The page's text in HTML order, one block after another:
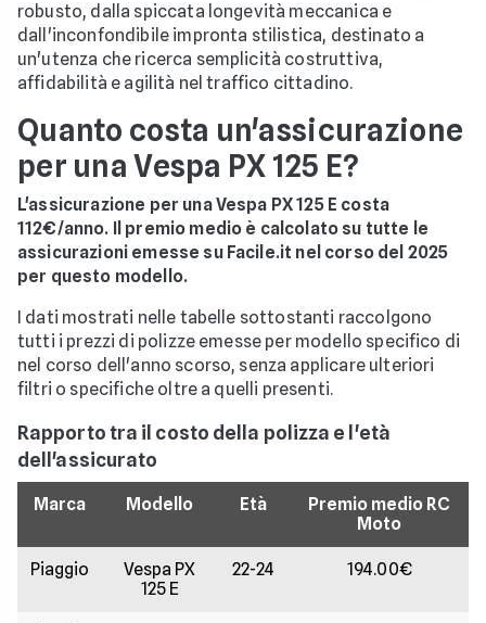
robusto, dalla spiccata longevità meccanica e
dall'inconfondibile impronta stilistica, destinato a
un'utenza che ricerca semplicità costruttiva,
affidabilità e agilità nel traffico cittadino.
Quanto costa un'assicurazione
per una Vespa PX 125 E?
L'assicurazione per una Vespa PX 125 E costa
112€/anno. Il premio medio è calcolato su tutte le
assicurazioni emesse su Facile.it nel corso del 2025
per questo modello.
I dati mostrati nelle tabelle sottostanti raccolgono
tutti i prezzi di polizze emesse per modello specifico di
nel corso dell'anno scorso, senza applicare ulteriori
filtri o specifiche oltre a quelli presenti.
Rapporto tra il costo della polizza e l'età
dell'assicurato
Marca Modello Età
Premio medio RC
Moto
Piaggio
Vespa PX
125 E
22-24 194.00€